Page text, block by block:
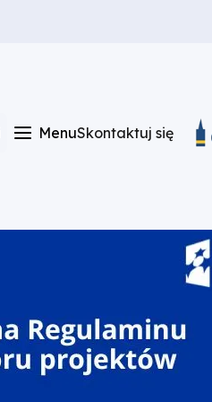
Menu
Skontaktuj
Skontaktuj się